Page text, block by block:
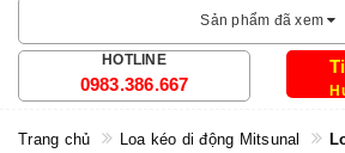
Sản phẩm đã xem
HOTLINE
0983.386.667
Trang chủ Loa kéo di động Mitsunal